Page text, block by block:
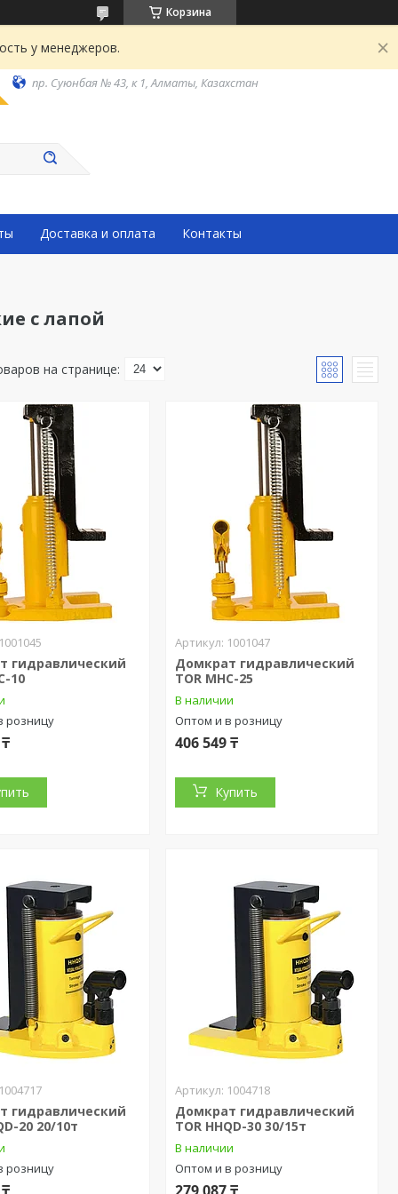
Корзина
у менеджеров.
пр. Суюнбая № 43, к 1, Алматы, Казахстан
Доставка и оплата Контакты
с лапой
1001045
гидравлический
10
розницу
1001047
Домкрат гидравлический
TOR MHC-25
В наличии
Оптом и в розницу
406 549 ₸
Купить
1004717
гидравлический
20 20/10т
розницу
1004718
Домкрат гидравлический
TOR HHQD-30 30/15т
В наличии
Оптом и в розницу